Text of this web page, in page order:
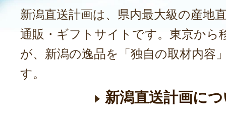
新潟直送計画は、県内最大級の産地
通販・ギフトサイトです。東京から
が、新潟の逸品を「独自の取材内容
す。
新潟直送計画に